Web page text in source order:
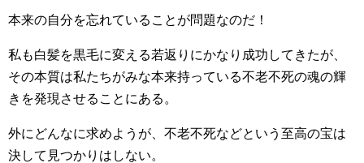
本来の自分を忘れていることが問題なのだ！
私も白髪を黒毛に変える若返りにかなり成功してきたが、
その本質は私たちがみな本来持っている不老不死の魂の輝
きを発現させることにある。
外にどんなに求めようが、不老不死などという至高の宝は
決して見つかりはしない。